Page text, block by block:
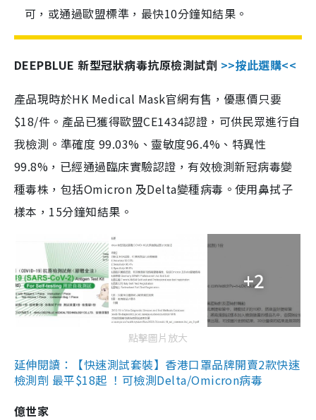
可，或通過歐盟標準，最快10分鐘知結果。
DEEPBLUE 新型冠狀病毒抗原檢測試劑 >>按此選購<<
產品現時於HK Medical Mask官網有售，優惠價只要
$18/件。產品已獲得歐盟CE1434認證，可供民眾進行自
我檢測。準確度 99.03%、靈敏度96.4%、特異性
99.8%，已經通過臨床實驗認證，有效檢測新冠病毒變
種毒株，包括Omicron 及Delta變種病毒。使用鼻拭子
樣本，15分鐘知結果。
+2
點擊圖片放大
延伸閱讀：【快速測試套裝】香港口罩品牌開賣2款快速
檢測劑 最平$18起 ！可檢測Delta/Omicron病毒
億世家